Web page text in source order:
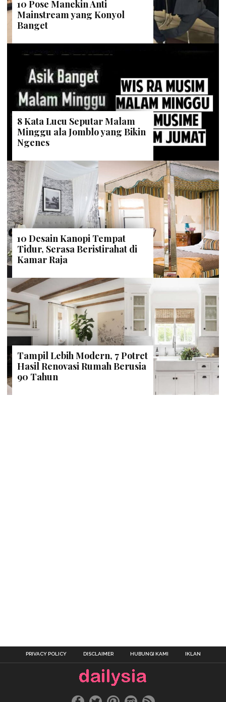
10 Pose Manekin Anti
Mainstream yang Konyol
Banget
8 Kata Lucu Seputar Malam
Minggu ala Jomblo yang Bikin
Ngenes
10 Desain Kanopi Tempat
Tidur, Serasa Beristirahat di
Kamar Raja
Tampil Lebih Modern, 7 Potret
Hasil Renovasi Rumah Berusia
90 Tahun
PRIVACY POLICY DISCLAIMER HUBUNGI KAMI IKLAN